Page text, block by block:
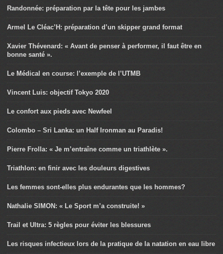
Randonnée: préparation par la tête pour les jambes
Armel Le Cléac’H: préparation d’un skipper grand format
Xavier Thévenard: « Avant de penser à performer, il faut être en
bonne santé ».
Le Médical en course: l’exemple de l’UTMB
Vincent Luis: objectif Tokyo 2020
Le confort aux pieds avec Newfeel
Colombo – Sri Lanka: un Half Ironman au Paradis!
Pierre Frolla: « Je m’entraîne comme un triathlète ».
Triathlon: en finir avec les douleurs digestives
Les femmes sont-elles plus endurantes que les hommes?
Nathalie SIMON: « Le Sport m’a construite! »
Trail et Ultra: 5 règles pour éviter les blessures
Les risques infectieux lors de la pratique de la natation en eau libre